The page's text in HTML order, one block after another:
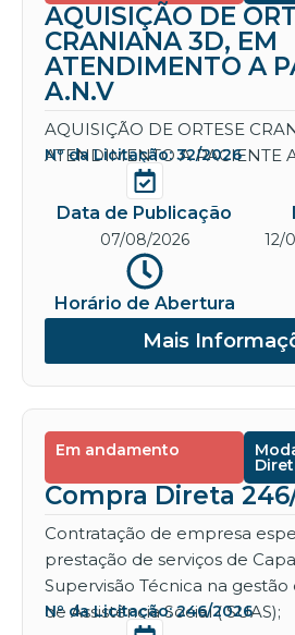
AQUISIÇÃO DE
CRANIANA 3D, EM
ATENDIMENTO A
A.N.V
AQUISIÇÃO DE ORTESE
ATENDIMENTO A PACIENTE
Nº da Licitação: 32/2026
Data de Publicação
07/08/2026 12/
Horário de Abertura
Mais
Em andamento
Compra Direta
Contratação de empresa
prestação de serviços de
Supervisão Técnica na
de Assistência Social ( SUAS);
Nº da Licitação: 246/2026